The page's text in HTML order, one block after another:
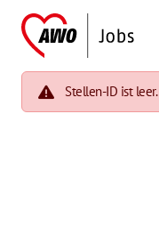
Stellen-ID ist leer.